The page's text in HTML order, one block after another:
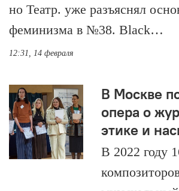
но Театр. уже разъяснял
феминизма в №38. Black…
12:31, 14 февраля
В Москве
опера о
этике и
В 2022 году